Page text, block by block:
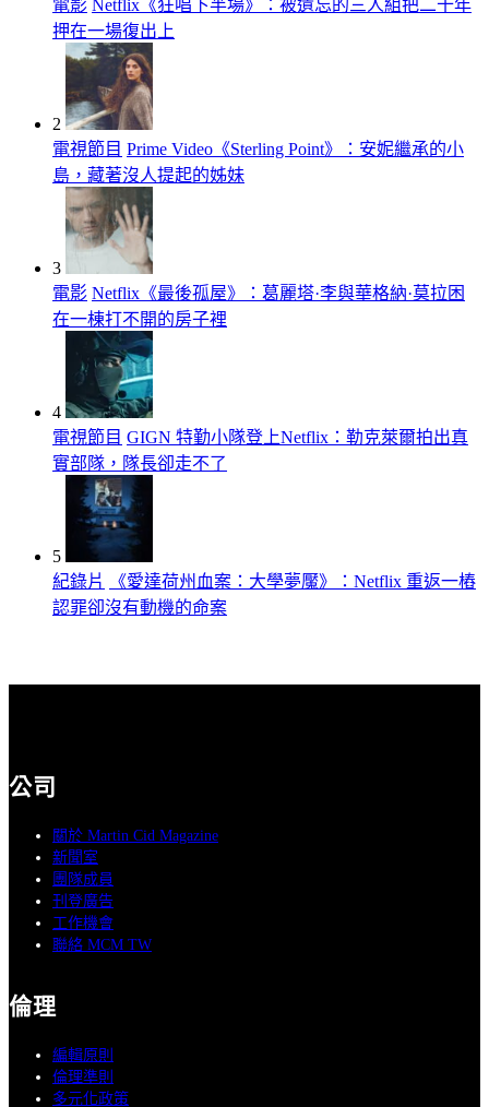
電影 Netflix《狂唱下半場》：被遺忘的三人組把二十年
押在一場復出上
2
電視節目 Prime Video《Sterling Point》：安妮繼承的小
島，藏著沒人提起的姊妹
3
電影 Netflix《最後孤屋》：葛麗塔·李與華格納·莫拉困
在一棟打不開的房子裡
4
電視節目 GIGN 特勤小隊登上Netflix：勒克萊爾拍出真
實部隊，隊長卻走不了
5
紀錄片
《愛達荷州血案：大學夢魘》：Netflix 重返一樁
認罪卻沒有動機的命案
公司
關於 Martin Cid Magazine
新聞室
團隊成員
刊登廣告
工作機會
聯絡 MCM TW
倫理
編輯原則
倫理準則
多元化政策